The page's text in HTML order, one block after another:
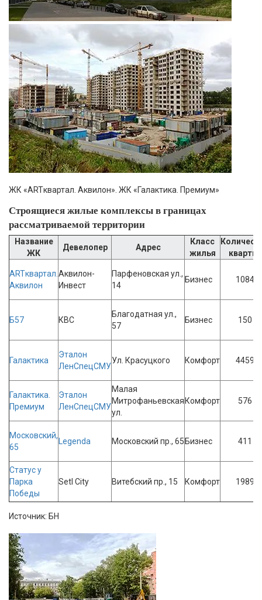
ЖК «ARTквартал. Аквилон». ЖК «Галактика. Премиум»
Строящиеся жилые комплексы в границах
рассматриваемой территории
Название
ЖК
Девелопер Адрес
Класс
жилья
квартир
ARTквартал.
Аквилон
Аквилон-
Инвест
Парфеновская ул.,
14
Бизнес 1084
Б57 КВС
Благодатная ул.,
57
Бизнес 150
Галактика
Эталон
ЛенСпецСМУ
Ул. Красуцкого Комфорт 4459
Галактика.
Премиум
Эталон
ЛенСпецСМУ
Малая
Митрофаньевская
ул.
Комфорт 576
Московский,
65
Legenda Московский пр., 65 Бизнес 411
Статус у
Парка
Победы
Setl City Витебский пр., 15 Комфорт 1989
Источник: БН